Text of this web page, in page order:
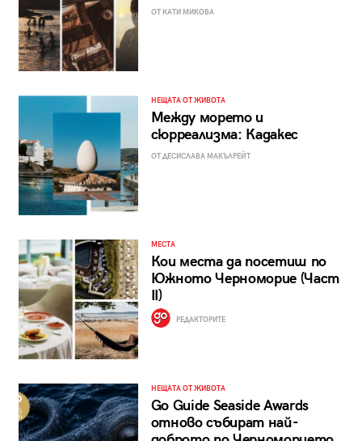
ОТ КАТИ МИКОВА
НЕЩАТА ОТ ЖИВОТА
Между морето и
сюрреализма: Кадакес
ОТ ДЕСИСЛАВА МАКЪЛРЕЙТ
МЕСТА
Кои места да посетиш по
Южното Черноморие (Част
II)
РЕДАКТОРИТЕ
НЕЩАТА ОТ ЖИВОТА
Go Guide Seaside Awards
отново събират най-